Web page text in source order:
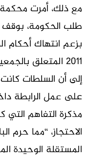
مع ذلك، أمرت
طلب الحكومة،
2011 المتعلق
إلى أن السلطات
على عمل الرابطة
مذكرة التفاهم التي
الاحتجاز، “مما حرم
المستقلة الوحيدة